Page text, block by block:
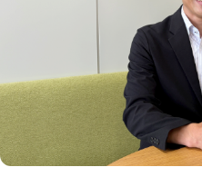
見るエムステージグルー
境
ュリティに関する方針
リシー
スの皆様へ